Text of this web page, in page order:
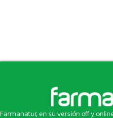
Farmanatur, en su versión off y